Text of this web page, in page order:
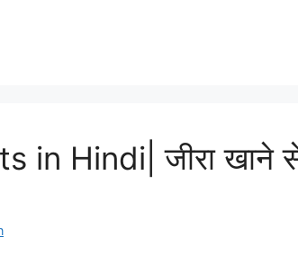
in Hindi| जीरा खाने